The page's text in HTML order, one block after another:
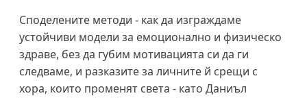
Споделените методи - как да изграждаме
устойчиви модели за емоционално и физическо
здраве, без да губим мотивацията си да ги
следваме, и разказите за личните й срещи с
хора, които променят света - като Даниъл